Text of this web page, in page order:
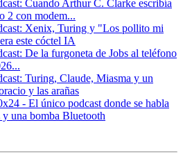
Cuando Arthur C. Clarke escribía
2 con modem...
Xenix, Turing y "Los pollito mi
este cóctel IA
De la furgoneta de Jobs al teléfono
Turing, Claude, Miasma y un
y las arañas
- El único podcast donde se habla
una bomba Bluetooth